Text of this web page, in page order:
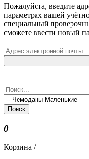
Пожалуйста, введите
параметрах вашей
специальный
сможете ввести новый
Поиск
0
Корзина /